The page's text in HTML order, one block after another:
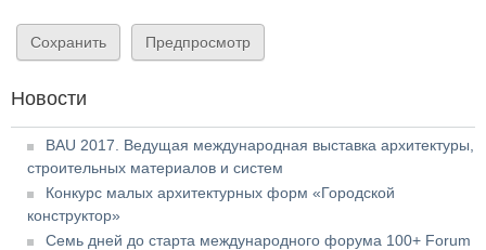
Новости
BAU 2017. Ведущая международная выставка архитектуры,
строительных материалов и систем
Конкурс малых архитектурных форм «Городской
конструктор»
Семь дней до старта международного форума 100+ Forum